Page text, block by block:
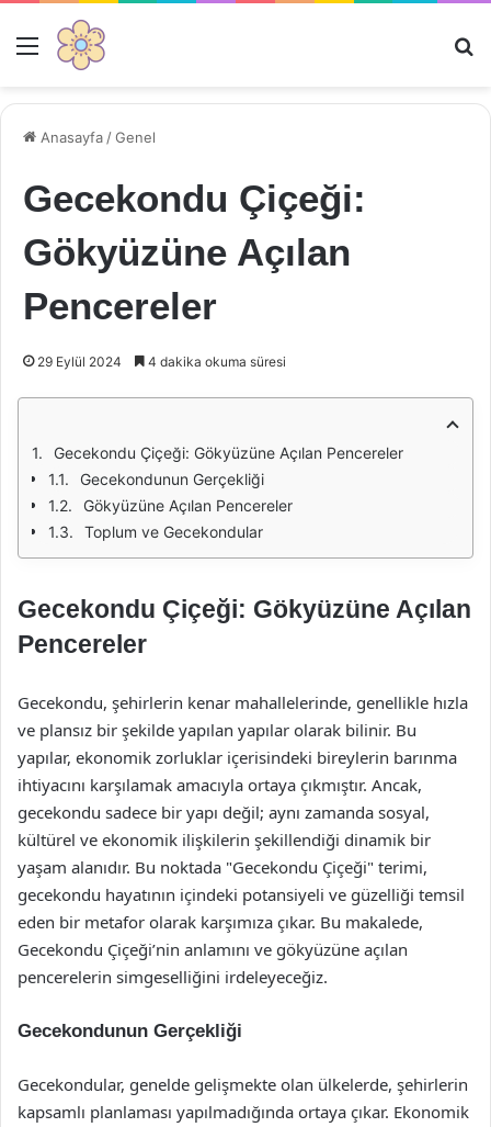
Menü
Anasayfa /Genel
Gecekondu Çiçeği:
Gökyüzüne Açılan
Pencereler
29 Eylül 2024 4 dakika okuma süresi
Gecekondu Çiçeği: Gökyüzüne Açılan Pencereler
Gecekondunun Gerçekliği
Gökyüzüne Açılan Pencereler
Toplum ve Gecekondular
Gecekondu Çiçeği: Gökyüzüne Açılan
Pencereler
Gecekondu, şehirlerin kenar mahallelerinde, genellikle hızla
ve plansız bir şekilde yapılan yapılar olarak bilinir. Bu
yapılar, ekonomik zorluklar içerisindeki bireylerin barınma
ihtiyacını karşılamak amacıyla ortaya çıkmıştır. Ancak,
gecekondu sadece bir yapı değil; aynı zamanda sosyal,
kültürel ve ekonomik ilişkilerin şekillendiği dinamik bir
yaşam alanıdır. Bu noktada "Gecekondu Çiçeği" terimi,
gecekondu hayatının içindeki potansiyeli ve güzelliği temsil
eden bir metafor olarak karşımıza çıkar. Bu makalede,
Gecekondu Çiçeği’nin anlamını ve gökyüzüne açılan
pencerelerin simgeselliğini irdeleyeceğiz.
Gecekondunun Gerçekliği
Gecekondular, genelde gelişmekte olan ülkelerde, şehirlerin
kapsamlı planlaması yapılmadığında ortaya çıkar. Ekonomik